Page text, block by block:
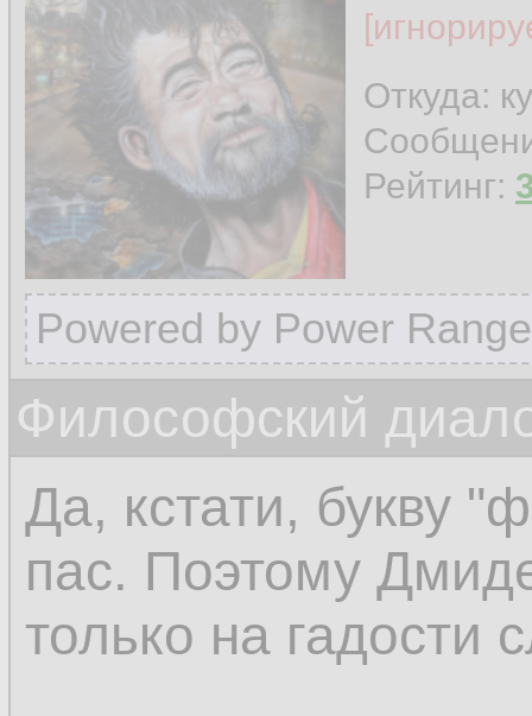
Откуда:
Рейтинг:
Powered by Power
Философский
Да, кстати, букву
пас. Поэтому
только на гадости